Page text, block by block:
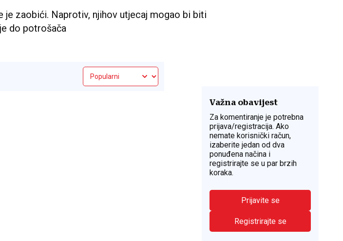
je zaobići. Naprotiv, njihov utjecaj mogao bi biti
do potrošača
Važna obavijest
Za komentiranje je potrebna
prijava/registracija. Ako
nemate korisnički račun,
izaberite jedan od dva
ponuđena načina i
registrirajte se u par brzih
koraka.
Prijavite se
Registrirajte se